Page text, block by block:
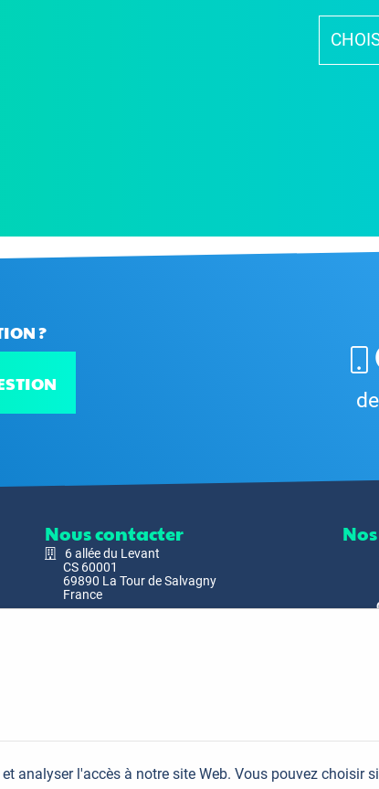
?
Nous contacter
6 allée du Levant
CS 60001
69890 La Tour de Salvagny
France
analyser l'accès à notre site Web. Vous pouvez choisir